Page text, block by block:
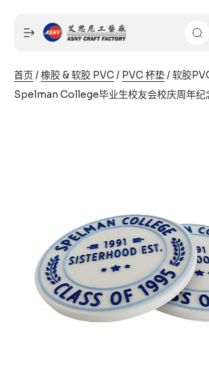
首页 /橡胶 & 软胶 PVC/ PVC 杯垫/ 软胶
Spelman College毕业生校友会校庆周年纪